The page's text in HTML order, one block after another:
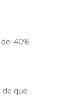
40%
de que